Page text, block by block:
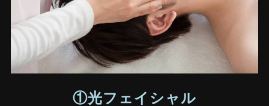
①光フェイシャル